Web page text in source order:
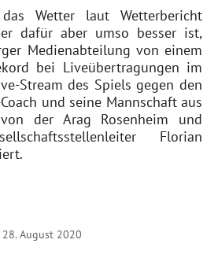
Wetter laut Wetterbericht
dafür aber umso besser ist,
Medienabteilung von einem
bei Liveübertragungen im
Stream des Spiels gegen den
und seine Mannschaft aus
der Arag Rosenheim und
Florian
28. August 2020